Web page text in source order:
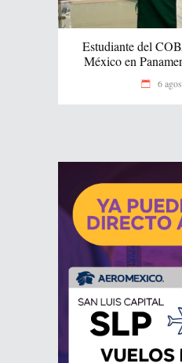
Estudiante del
México en
6